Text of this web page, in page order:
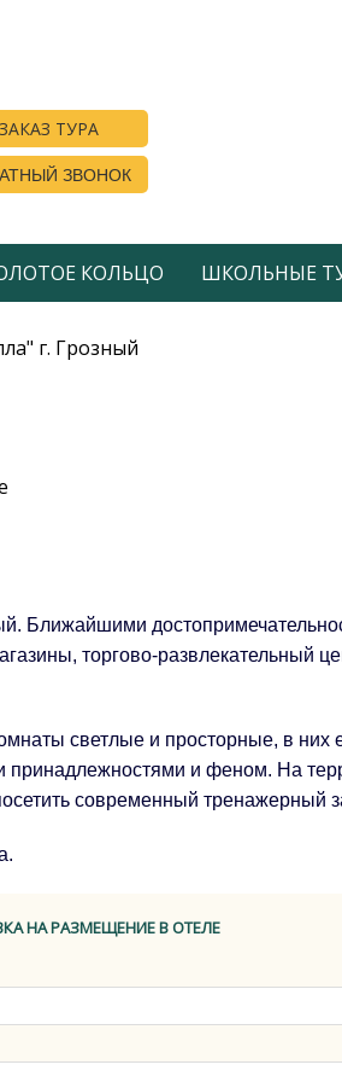
ЗАКАЗ ТУРА
ЗВОНОК
КОЛЬЦО ШКОЛЬНЫЕ
г. Грозный
Ближайшими
торгово-развлекательный
светлые и просторные, в них
и феном. На
современный тренажерный
НА РАЗМЕЩЕНИЕ В ОТЕЛЕ